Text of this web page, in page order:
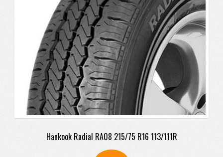
Hankook Radial RA08 215/75 R16 113/111R